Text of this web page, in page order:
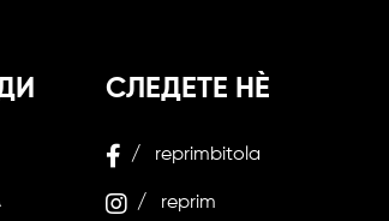
СЛЕДЕТЕ НЀ
/ reprimbitola
/ reprim